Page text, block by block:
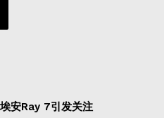
安Ray 7引发关注